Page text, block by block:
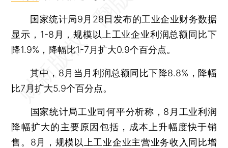
国家统计局9月28日发布的工业企业财务数据
显示，1-8月，规模以上工业企业利润总额同比下
降1.9%，降幅比1-7月扩大0.9个百分点。
其中，8月当月利润总额同比下降8.8%，降幅
比7月扩大5.9个百分点。
国家统计局工业司何平分析称，8月工业利润
降幅扩大的主要原因包括，成本上升幅度快于销
售。8月，规模以上工业企业主营业务收入同比增